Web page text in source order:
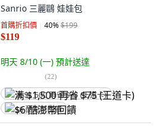
Sanrio 三麗鷗 娃娃包
首購折扣價 40%$199
$119
明天 8/10 (一) 預計送達
(22)
满 $1,500 再省 $75 (王道卡)
$6 酷澎幣回饋